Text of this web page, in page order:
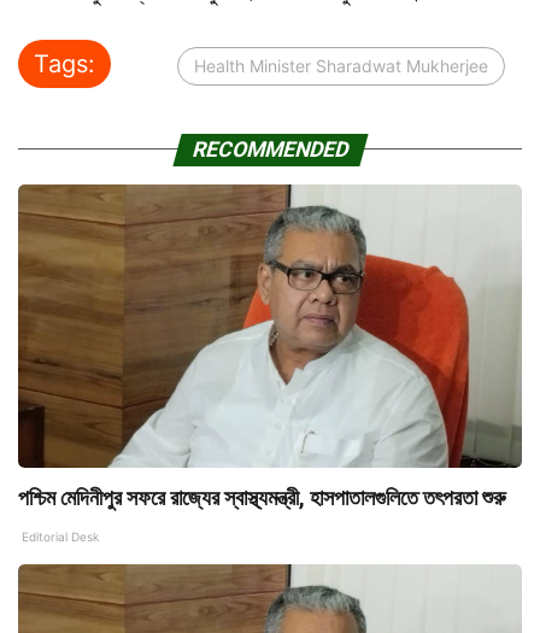
Tags: Health Minister Sharadwat Mukherjee
RECOMMENDED
পশ্চিম মেদিনীপুর সফরে রাজ্যের স্বাস্থ্যমন্ত্রী, হাসপাতালগুলিতে তৎপরতা শুরু
Editorial Desk